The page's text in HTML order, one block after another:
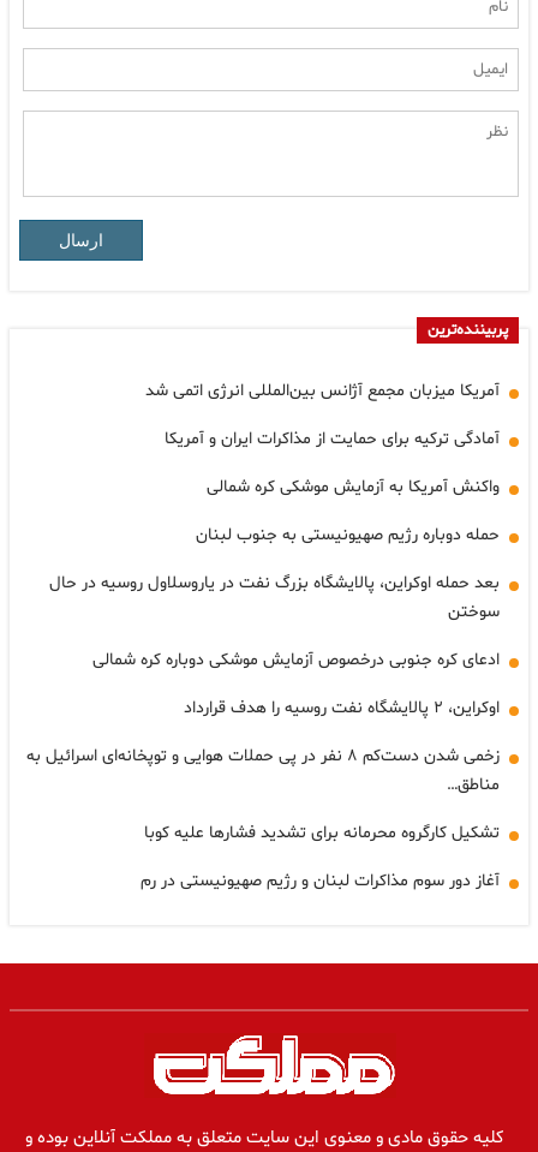
ارسال
پربیننده‌ترین
آمریکا میزبان مجمع آژانس بین‌المللی انرژی اتمی شد
آمادگی ترکیه برای حمایت از مذاکرات ایران و آمریکا
واکنش آمریکا به آزمایش موشکی کره شمالی
حمله دوباره رژیم صهیونیستی به جنوب لبنان
بعد حمله اوکراین، پالایشگاه بزرگ نفت در یاروسلاول روسیه در حال
سوختن
ادعای کره جنوبی درخصوص آزمایش موشکی دوباره کره شمالی
اوکراین، ۲ پالایشگاه نفت روسیه را هدف قرارداد
زخمی شدن دست‌کم ۸ نفر در پی حملات هوایی و توپخانه‌ای اسرائیل به
مناطق…
تشکیل کارگروه محرمانه برای تشدید فشارها علیه کوبا
آغاز دور سوم مذاکرات لبنان و رژیم صهیونیستی در رم
کلیه حقوق مادی و معنوی این سایت متعلق به مملکت آنلاین بوده و